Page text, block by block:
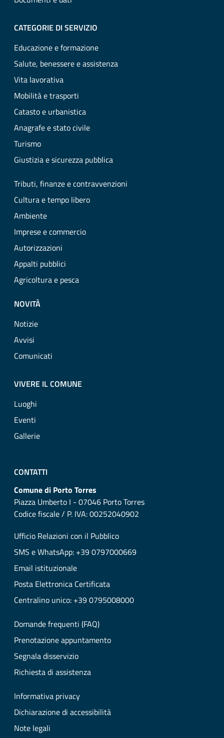
CATEGORIE DI SERVIZIO
Educazione e formazione
Salute, benessere e assistenza
Vita lavorativa
Mobilità e trasporti
Catasto e urbanistica
Anagrafe e stato civile
Turismo
Giustizia e sicurezza pubblica
Tributi, finanze e contravvenzioni
Cultura e tempo libero
Ambiente
Imprese e commercio
Autorizzazioni
Appalti pubblici
Agricoltura e pesca
NOVITÀ
Notizie
Avvisi
Comunicati
VIVERE IL COMUNE
Luoghi
Eventi
Gallerie
CONTATTI
Comune di Porto Torres
Piazza Umberto I - 07046 Porto Torres
Codice fiscale / P. IVA: 00252040902
Ufficio Relazioni con il Pubblico
SMS e WhatsApp: +39 0797000669
Email istituzionale
Posta Elettronica Certificata
Centralino unico: +39 0795008000
Domande frequenti (FAQ)
Prenotazione appuntamento
Segnala disservizio
Richiesta di assistenza
Informativa privacy
Dichiarazione di accessibilità
Note legali